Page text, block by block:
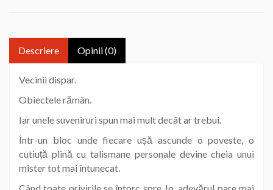
Descriere Opinii (0)
Vecinii dispar.
Obiectele rămân.
Iar unele suveniruri spun mai mult decât ar trebui.
Într-un bloc unde fiecare ușă ascunde o poveste, o
cutiuță plină cu talismane personale devine cheia unui
mister tot mai întunecat.